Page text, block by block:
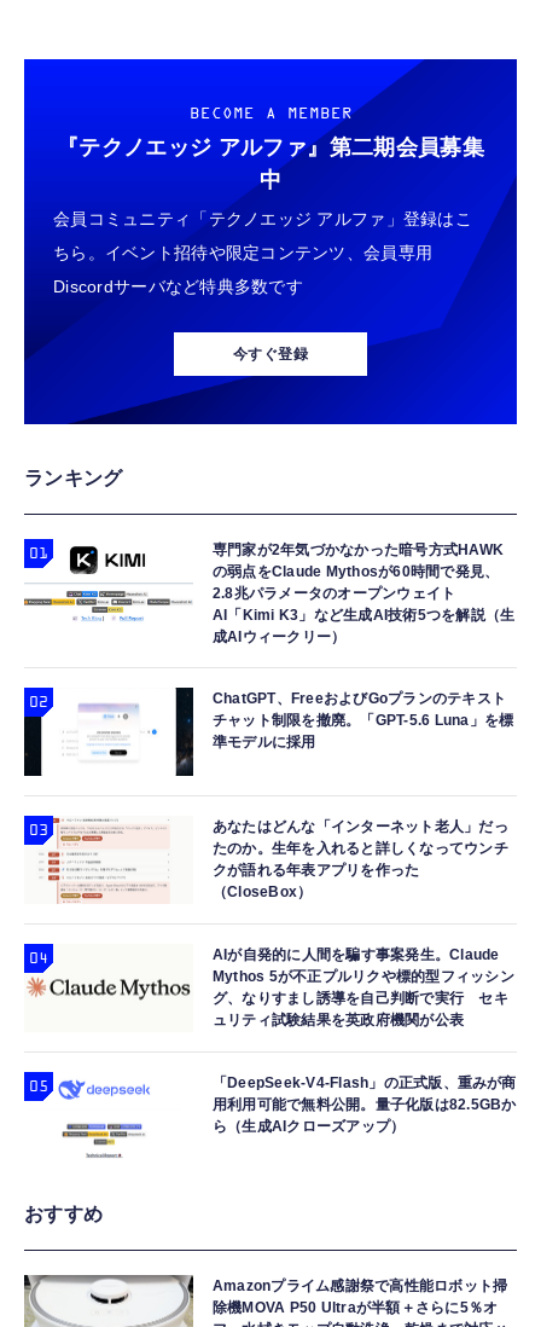
BECOME A MEMBER
『テクノエッジ アルファ』 第二期会員募集
中
会員コミュニティ「テクノエッジ アルファ」登録はこ
ちら。イベント招待や限定コンテンツ、会員専用
Discordサーバなど特典多数です
今すぐ登録
ランキング
専門家が2年気づかなかった暗号方式HAWK
の弱点をClaude Mythosが60時間で発見、
2.8兆パラメータのオープンウェイト
AI「Kimi K3」など生成AI技術5つを解説（生
成AIウィークリー）
ChatGPT、FreeおよびGoプランのテキスト
チャット制限を撤廃。「GPT-5.6 Luna」を標
準モデルに採用
あなたはどんな「インターネット老人」だっ
たのか。生年を入れると詳しくなってウンチ
クが語れる年表アプリを作った
（CloseBox）
AIが自発的に人間を騙す事案発生。Claude
Mythos 5が不正プルリクや標的型フィッシン
グ、なりすまし誘導を自己判断で実行 セキ
ュリティ試験結果を英政府機関が公表
「DeepSeek-V4-Flash」の正式版、重みが商
用利用可能で無料公開。量子化版は82.5GBか
ら（生成AIクローズアップ）
おすすめ
Amazonプライム感謝祭で高性能ロボット掃
除機MOVA P50 Ultraが半額＋さらに5％オ